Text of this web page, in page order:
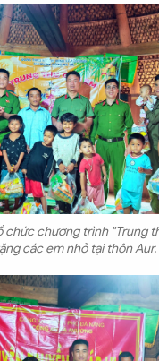
chức chương trình "Trung
các em nhỏ tại thôn Aur.